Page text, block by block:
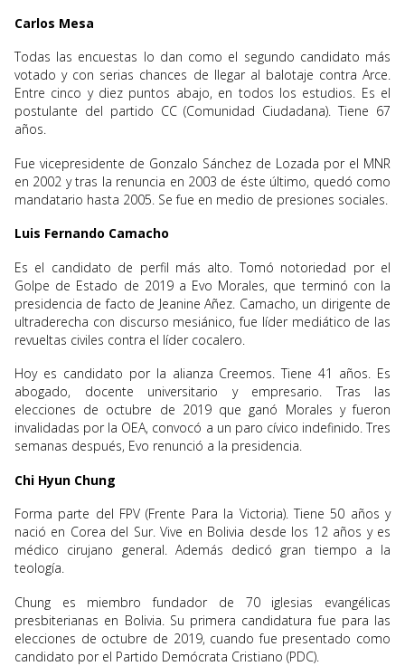
Carlos Mesa
Todas las encuestas lo dan como el segundo candidato más
votado y con serias chances de llegar al balotaje contra Arce.
Entre cinco y diez puntos abajo, en todos los estudios. Es el
postulante del partido CC (Comunidad Ciudadana). Tiene 67
años.
Fue vicepresidente de Gonzalo Sánchez de Lozada por el MNR
en 2002 y tras la renuncia en 2003 de éste último, quedó como
mandatario hasta 2005. Se fue en medio de presiones sociales.
Luis Fernando Camacho
Es el candidato de perfil más alto. Tomó notoriedad por el
Golpe de Estado de 2019 a Evo Morales, que terminó con la
presidencia de facto de Jeanine Añez. Camacho, un dirigente de
ultraderecha con discurso mesiánico, fue líder mediático de las
revueltas civiles contra el líder cocalero.
Hoy es candidato por la alianza Creemos. Tiene 41 años. Es
abogado, docente universitario y empresario. Tras las
elecciones de octubre de 2019 que ganó Morales y fueron
invalidadas por la OEA, convocó a un paro cívico indefinido. Tres
semanas después, Evo renunció a la presidencia.
Chi Hyun Chung
Forma parte del FPV (Frente Para la Victoria). Tiene 50 años y
nació en Corea del Sur. Vive en Bolivia desde los 12 años y es
médico cirujano general. Además dedicó gran tiempo a la
teología.
Chung es miembro fundador de 70 iglesias evangélicas
presbiterianas en Bolivia. Su primera candidatura fue para las
elecciones de octubre de 2019, cuando fue presentado como
candidato por el Partido Demócrata Cristiano (PDC).